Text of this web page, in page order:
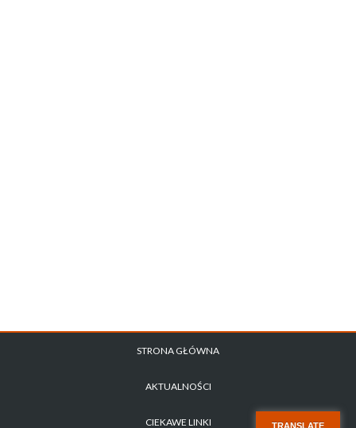
TRANSLATE
STRONA GŁÓWNA
AKTUALNOŚCI
CIEKAWE LINKI